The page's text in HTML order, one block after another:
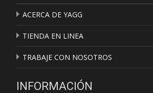
ACERCA DE YAGG
TIENDA EN LINEA
TRABAJE CON NOSOTROS
INFORMACIÓN